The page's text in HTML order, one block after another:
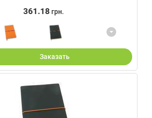
361.18 грн.
Заказать